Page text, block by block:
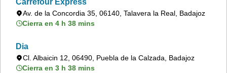
Carrefour Express
Av. de la Concordia 35, 06140, Talavera la Real, Badajoz
Cierra en 4 h 38 mins
Dia
Cl. Albaicin 12, 06490, Puebla de la Calzada, Badajoz
Cierra en 3 h 38 mins